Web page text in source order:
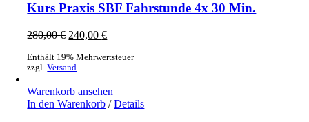
Kurs Praxis SBF Fahrstunde 4x 30 Min.
280,00€ Ursprünglicher
war:
280,00 €
240,00€Aktueller
ist:
Enthält 19% Mehrwertsteuer
zzgl.Versand
Warenkorb ansehen
In den Warenkorb / Details